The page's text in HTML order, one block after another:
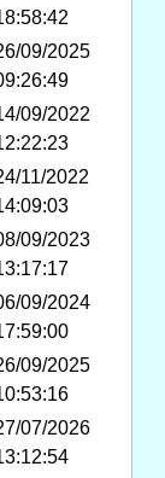
09/2025
09/2022
11/2022
09/2023
09/2024
09/2025
07/2026